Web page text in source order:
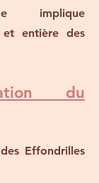
implique
et entière des
du
Effondrilles